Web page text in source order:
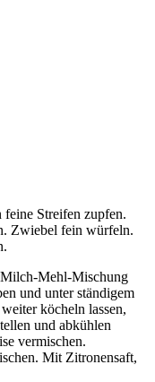
Streifen zupfen.
Zwiebel fein würfeln.
Mehl-Mischung
und unter ständigem
köcheln lassen,
und abkühlen
vermischen.
Mit Zitronensaft,